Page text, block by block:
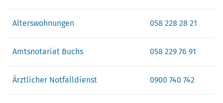
Alterswohnungen 058 228 28 21
Amtsnotariat Buchs 058 229 76 91
Ärztlicher Notfalldienst 0900 740 742